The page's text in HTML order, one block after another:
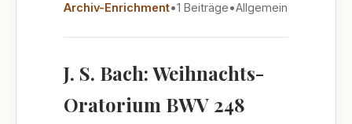
Archiv-Enrichment•1 Beiträge•Allgemein
J. S. Bach: Weihnachts-
Oratorium BWV 248